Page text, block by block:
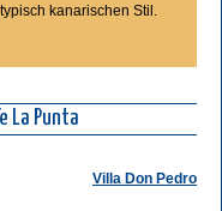
kanarischen Stil.
La Punta
Villa Don Pedro